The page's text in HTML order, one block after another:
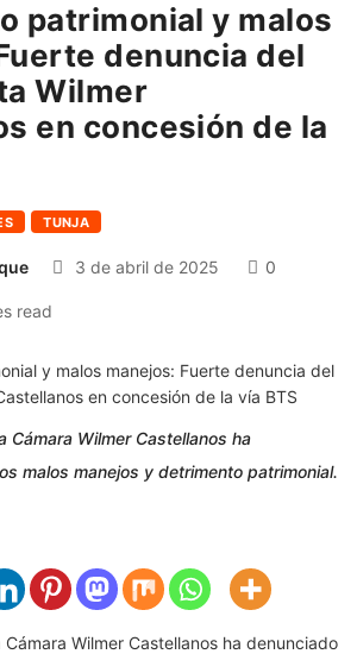
patrimonial y malos
denuncia del
Wilmer
en concesión de la
TUNJA
3 de abril de 2025 0
read
Cámara Wilmer Castellanos ha
malos manejos y detrimento patrimonial.
Wilmer Castellanos ha denunciado